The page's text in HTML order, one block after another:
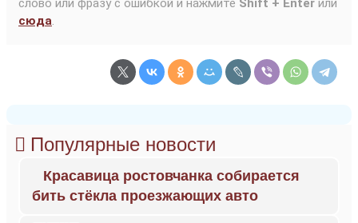
слово или фразу с ошибкой и нажмите Shift + Enter или
сюда.
Популярные новости
Красавица ростовчанка собирается
бить стёкла проезжающих авто